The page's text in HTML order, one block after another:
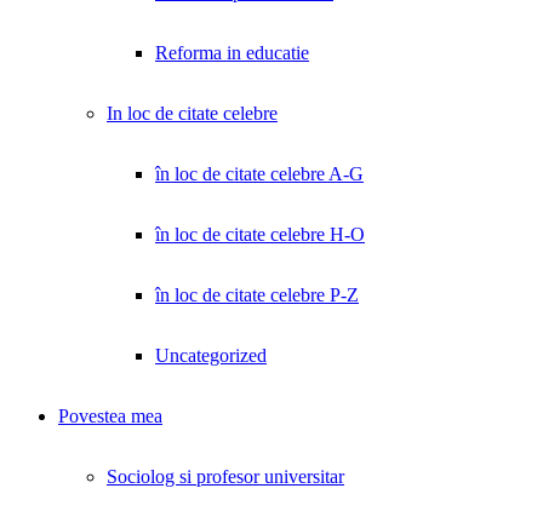
Reforma in educatie
In loc de citate celebre
în loc de citate celebre A-G
în loc de citate celebre H-O
în loc de citate celebre P-Z
Uncategorized
Povestea mea
Sociolog si profesor universitar